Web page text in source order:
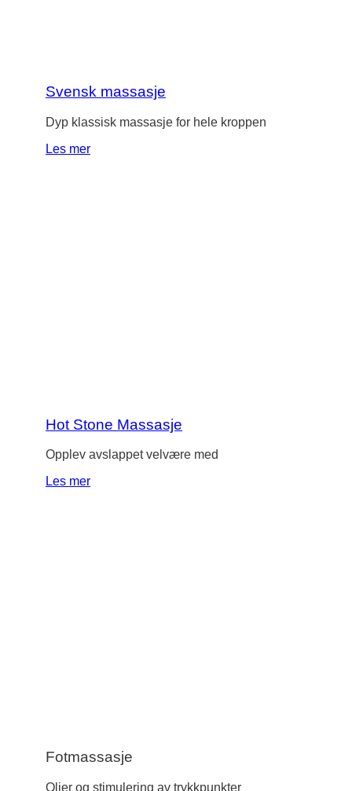
Svensk massasje
Dyp klassisk massasje for hele kroppen
Les mer
Hot Stone Massasje
Opplev avslappet velvære med
Les mer
Fotmassasje
Oljer og stimulering av trykkpunkter